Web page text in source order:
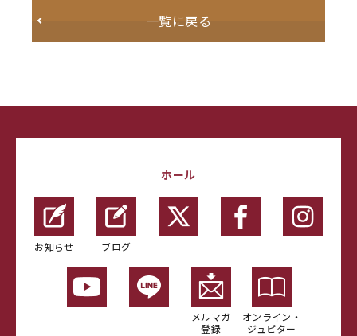
一覧に戻る
ホール
お知らせ ブログ
メルマガ
登録
オンライン・
ジュピター